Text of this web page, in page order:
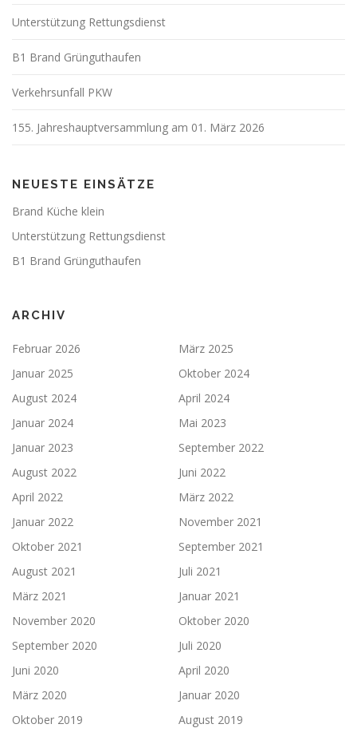
Unterstützung Rettungsdienst
B1 Brand Grünguthaufen
Verkehrsunfall PKW
155. Jahreshauptversammlung am 01. März 2026
NEUESTE EINSÄTZE
Brand Küche klein
Unterstützung Rettungsdienst
B1 Brand Grünguthaufen
ARCHIV
Februar 2026
März 2025
Januar 2025
Oktober 2024
August 2024
April 2024
Januar 2024
Mai 2023
Januar 2023
September 2022
August 2022
Juni 2022
April 2022
März 2022
Januar 2022
November 2021
Oktober 2021
September 2021
August 2021
Juli 2021
März 2021
Januar 2021
November 2020
Oktober 2020
September 2020
Juli 2020
Juni 2020
April 2020
März 2020
Januar 2020
Oktober 2019
August 2019